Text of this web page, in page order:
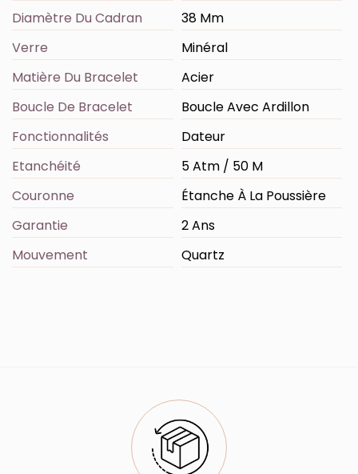
Diamètre Du Cadran
38 Mm
Verre
Minéral
Matière Du Bracelet
Acier
Boucle De Bracelet
Boucle Avec Ardillon
Fonctionnalités
Dateur
Etanchéité
5 Atm / 50 M
Couronne
Étanche À La Poussière
Garantie
2 Ans
Mouvement
Quartz